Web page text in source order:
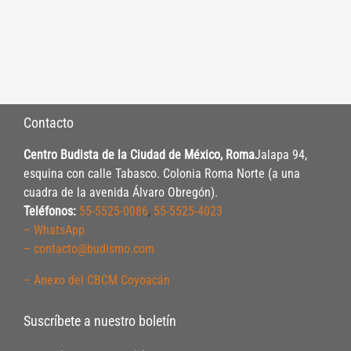
Contacto
Centro Budista de la Ciudad de México, RomaJalapa 94,
esquina con calle Tabasco. Colonia Roma Norte (a una
cuadra de la avenida Álvaro Obregón).
Teléfonos: 55-5525-0086, 55-5525-4023
– WhatsApp
– contacto@budismo.com
– Anexo del CBCM Coyoacán
Suscríbete a nuestro boletín